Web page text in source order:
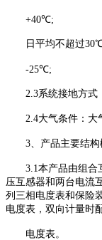
+40℃;
日平均不超过
-25℃;
2.3系统接地方式
2.4大气条件：大气
3、产品主要结构
3.1本产品由组合互
压互感器和两台电流
列三相电度表和保险
电度表，双向计量时
电度表。